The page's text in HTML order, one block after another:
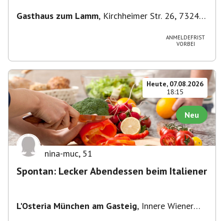
Gasthaus zum Lamm, Kirchheimer Str. 26, 73240
ANMELDEFRIST
VORBEI
Heute, 07.08.2026
18:15
Neu
nina-muc, 51
Spontan: Lecker Abendessen beim Italiener
L'Osteria München am Gasteig, Innere Wiener